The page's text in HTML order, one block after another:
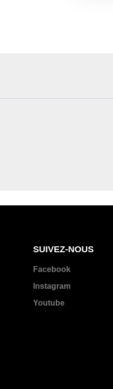
SUIVEZ-NOUS
Facebook
Instagram
Youtube